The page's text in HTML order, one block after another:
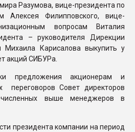
Разумова, вице-президента по
Алексея Филипповского, вице-
вопросам Виталия
– руководителя Дирекции
Михаила Карисалова выкупить у
акций СИБУРа.
предложения акционерам и
переговоров Совет директоров
выше менеджеров в
президента компании на период